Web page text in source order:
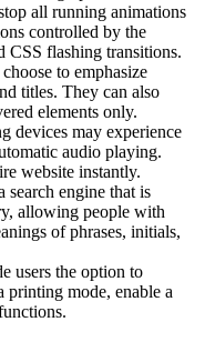
all running animations
controlled by the
CSS flashing transitions.
to emphasize
titles. They can also
elements only.
devices may experience
audio playing.
website instantly.
engine that is
allowing people with
of phrases, initials,
users the option to
printing mode, enable a